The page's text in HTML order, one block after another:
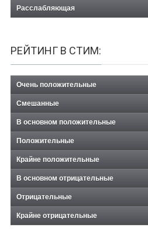
Расслабляющая
РЕЙТИНГ В СТИМ:
Очень положительные
Смешанные
В основном положительные
Положительные
Крайне положительные
В основном отрицательные
Отрицательные
Крайне отрицательные